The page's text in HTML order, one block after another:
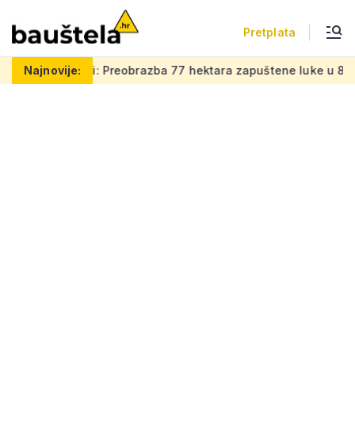
Pretplata
Najnovije:77 hektara zapuštene luke u 8.000 novih stanova